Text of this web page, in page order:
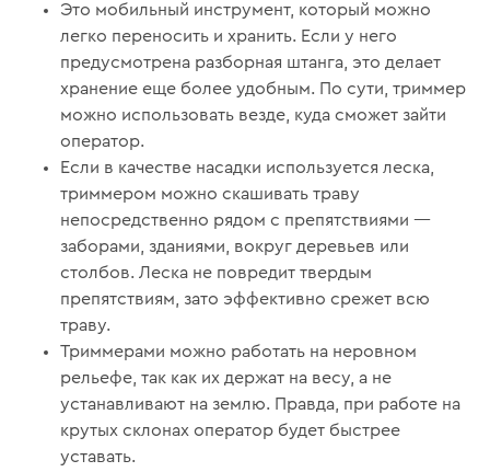
Это мобильный инструмент, который можно
легко переносить и хранить. Если у него
предусмотрена разборная штанга, это делает
хранение еще более удобным. По сути, триммер
можно использовать везде, куда сможет зайти
оператор.
Если в качестве насадки используется леска,
триммером можно скашивать траву
непосредственно рядом с препятствиями —
заборами, зданиями, вокруг деревьев или
столбов. Леска не повредит твердым
препятствиям, зато эффективно срежет всю
траву.
Триммерами можно работать на неровном
рельефе, так как их держат на весу, а не
устанавливают на землю. Правда, при работе на
крутых склонах оператор будет быстрее
уставать.